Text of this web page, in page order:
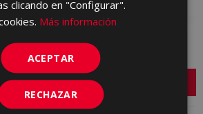
clicando en "Configurar".
Más información
ACEPTAR
RECHAZAR